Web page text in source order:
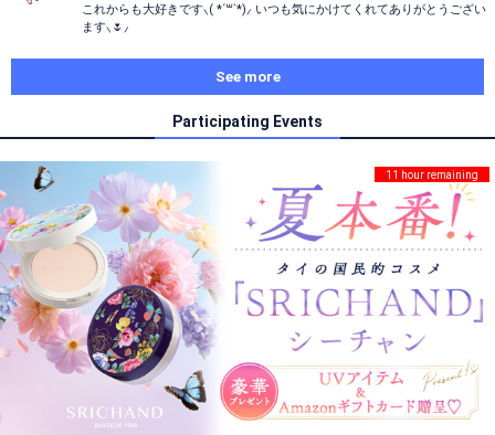
これからも大好きです⸜( *´꒳`*)⸝ いつも気にかけてくれてありがとうござい
ます⸜🌷︎⸝‍
See more
Participating Events
11 hour remaining